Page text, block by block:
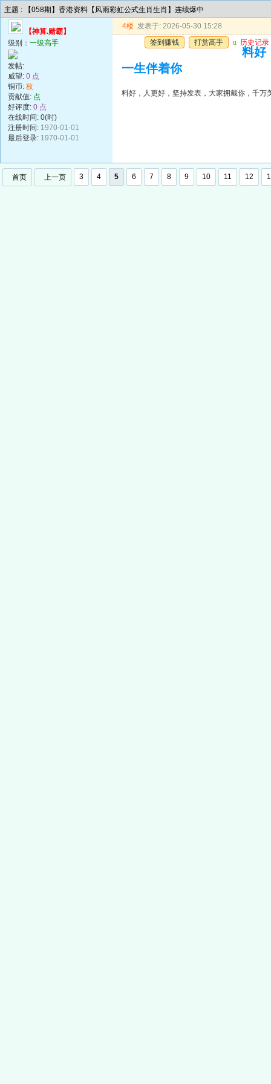
主题 : 【058期】香港资料【风雨彩虹公式生肖生肖】连续爆中
【神算.赌霸】
级别： 一级高手
发帖:
威望: 0 点
铜币: 枚
贡献值: 点
好评度: 0 点
在线时间: 0(时)
注册时间: 1970-01-01
最后登录: 1970-01-01
4楼 发表于: 2026-05-30 15:28
签到赚钱
打赏高手 u 历史记录
料好
一生伴着你
料好，人更好，坚持发表，大家拥戴你，千万
首页 上一页 3 4 5 6 7 8 9 10 11 12